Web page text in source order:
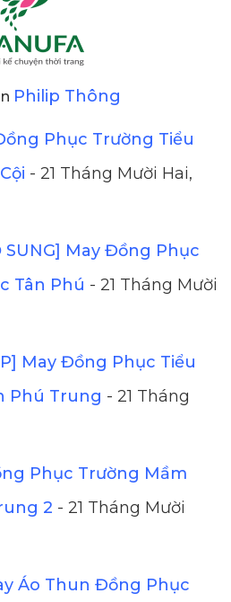
Philip Thông
Phục Trường Tiểu
- 21 Tháng Mười Hai,
SUNG] May Đồng Phục
Tân Phú - 21 Tháng Mười
May Đồng Phục Tiểu
Phú Trung - 21 Tháng
Phục Trường Mầm
2 - 21 Tháng Mười
Áo Thun Đồng Phục